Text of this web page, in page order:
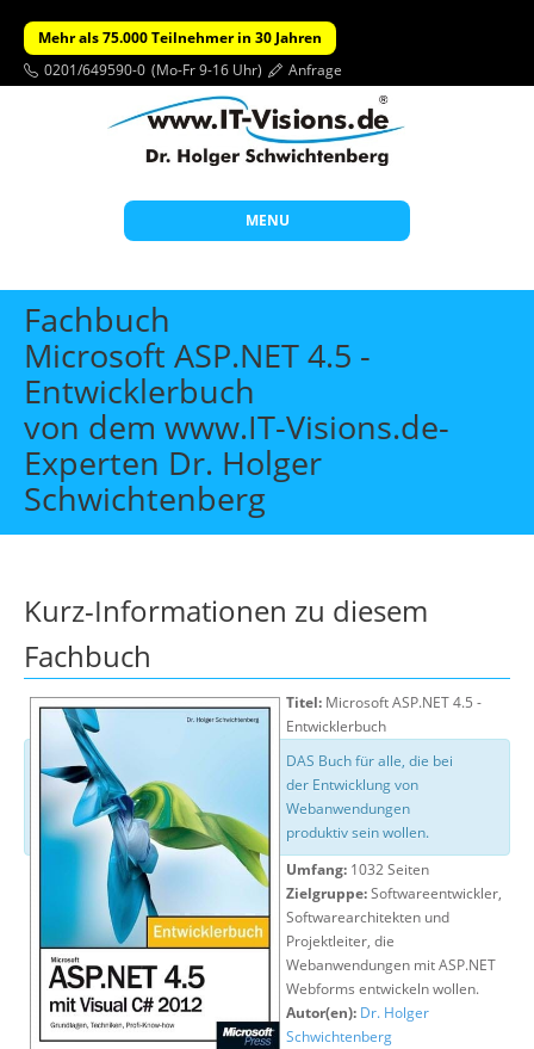
Mehr als 75.000 Teilnehmer in 30 Jahren
0201/649590-0 (Mo-Fr 9-16 Uhr) Anfrage
MENU
Start
Themen
Beratung
Individuelle Schulungen
Offene Seminare
Wissen
Fachbuch
Microsoft ASP.NET 4.5 -
Entwicklerbuch
von dem www.IT-Visions.de-
Experten Dr. Holger
Schwichtenberg
Kurz-Informationen zu diesem
Fachbuch
Titel: Microsoft ASP.NET 4.5 -
Entwicklerbuch
DAS Buch für alle, die bei
der Entwicklung von
Webanwendungen
produktiv sein wollen.
Umfang: 1032 Seiten
Zielgruppe:Softwareentwickler,
Softwarearchitekten und
Projektleiter, die
Webanwendungen mit ASP.NET
Webforms entwickeln wollen.
Autor(en): Dr. Holger
Schwichtenberg